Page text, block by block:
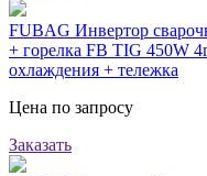
FUBAG Инвертор
+ горелка FB TIG 450W
охлаждения + тележка
Цена по запросу
Заказать